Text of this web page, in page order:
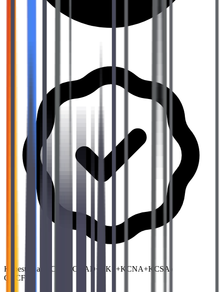
Kubestronaut (CKA+CKAD+CKS+KCNA+KCSA)
CNCF